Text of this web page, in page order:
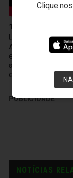
Clique
10 de Abril
Um novo produto
Alvinegro, podcast
episódio, os
a transição da
entre Cidade
PUBLICIDADE
NOTÍCIAS